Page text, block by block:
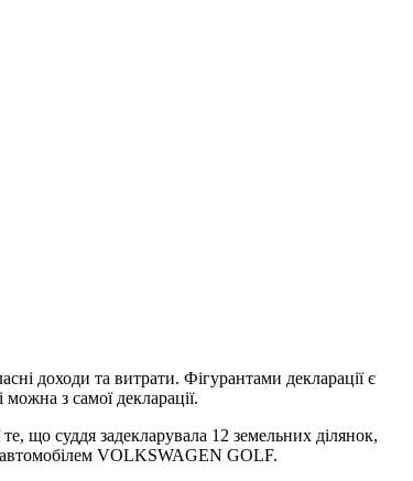
доходи та витрати. Фігурантами декларації є
з самої декларації.
що суддя задекларувала 12 земельних ділянок,
автомобілем VOLKSWAGEN GOLF.